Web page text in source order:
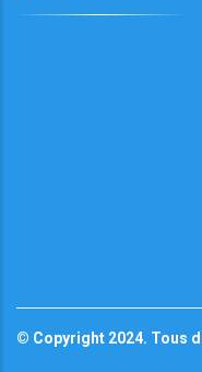
© Copyright 2024. Tous